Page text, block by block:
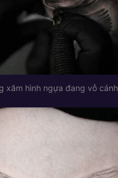
xăm hình ngựa đang vỗ cánh